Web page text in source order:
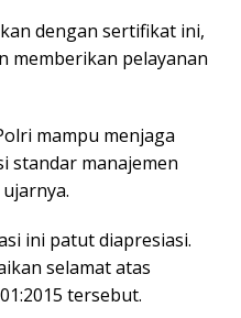
dengan sertifikat ini,
memberikan pelayanan
mampu menjaga
standar manajemen
ini patut diapresiasi.
selamat atas
tersebut.